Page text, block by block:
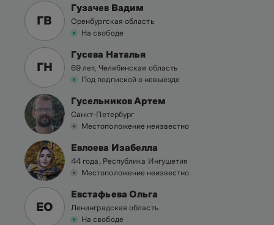
ГВ
Гузачев Вадим
Оренбургская область
На свободе
ГН
Гусева Наталья
69 лет, Челябинская область
Под подпиской о невыезде
Гусельников Артем
Санкт-Петербург
Местоположение неизвестно
Евлоева Изабелла
44 года, Республика Ингушетия
Местоположение неизвестно
ЕО
Евстафьева Ольга
Ленинградская область
На свободе